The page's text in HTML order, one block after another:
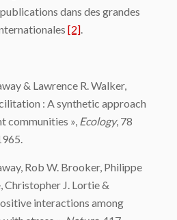
dans des grandes
[2].
& Lawrence R. Walker,
: A synthetic approach
communities », Ecology, 78
Rob W. Brooker, Philippe
Christopher J. Lortie &
interactions among